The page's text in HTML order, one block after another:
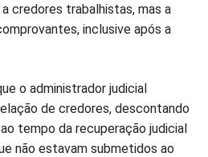
credores trabalhistas, mas a
inclusive após a
o administrador judicial
de credores, descontando
tempo da recuperação judicial
não estavam submetidos ao